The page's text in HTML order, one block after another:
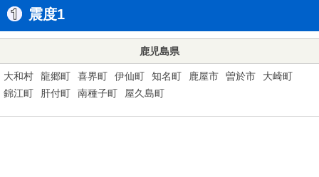
震度1
鹿児島県
大和村 龍郷町 喜界町 伊仙町 知名町 鹿屋市 曽於市
大崎町
錦江町
肝付町 南種子町 屋久島町